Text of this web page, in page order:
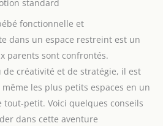
fonctionnelle et
dans un espace restreint est un
parents sont confrontés.
de créativité et de stratégie, il est
les plus petits espaces en un
tout-petit. Voici quelques conseils
dans cette aventure